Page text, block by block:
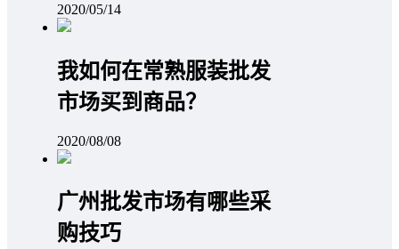
2020/05/14
我如何在常熟服装批发
市场买到商品？
2020/08/08
广州批发市场有哪些采
购技巧